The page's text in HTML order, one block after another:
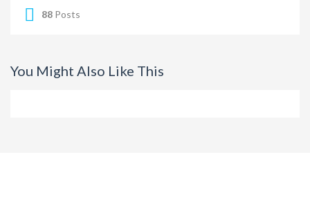
88 Posts
You Might Also Like This